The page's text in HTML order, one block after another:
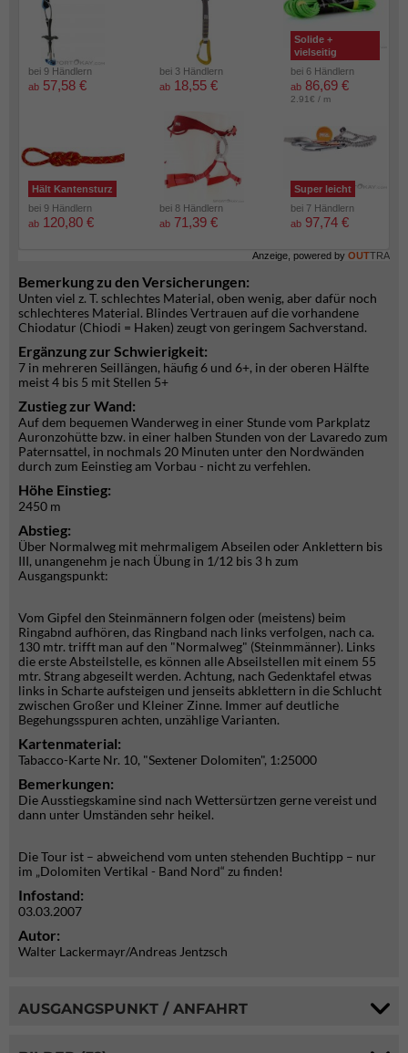
bei 9 Händlern
ab 57,58 €
bei 3 Händlern
ab 18,55 €
Solide +
vielseitig
bei 6 Händlern
ab 86,69 €
2.91€ / m
Hält Kantensturz
bei 9 Händlern
ab 120,80 €
bei 8 Händlern
ab 71,39 €
Super leicht
bei 7 Händlern
ab 97,74 €
Anzeige, powered by OUTTRA
Bemerkung zu den Versicherungen:
Unten viel z. T. schlechtes Material, oben wenig, aber dafür noch
schlechteres Material. Blindes Vertrauen auf die vorhandene
Chiodatur (Chiodi = Haken) zeugt von geringem Sachverstand.
Ergänzung zur Schwierigkeit:
7 in mehreren Seillängen, häufig 6 und 6+, in der oberen Hälfte
meist 4 bis 5 mit Stellen 5+
Zustieg zur Wand:
Auf dem bequemen Wanderweg in einer Stunde vom Parkplatz
Auronzohütte bzw. in einer halben Stunden von der Lavaredo zum
Paternsattel, in nochmals 20 Minuten unter den Nordwänden
durch zum Eeinstieg am Vorbau - nicht zu verfehlen.
Höhe Einstieg:
2450 m
Abstieg:
Über Normalweg mit mehrmaligem Abseilen oder Anklettern bis
III, unangenehm je nach Übung in 1/12 bis 3 h zum
Ausgangspunkt:
Vom Gipfel den Steinmännern folgen oder (meistens) beim
Ringabnd aufhören, das Ringband nach links verfolgen, nach ca.
130 mtr. trifft man auf den "Normalweg" (Steinmmänner). Links
die erste Absteilstelle, es können alle Abseilstellen mit einem 55
mtr. Strang abgeseilt werden. Achtung, nach Gedenktafel etwas
links in Scharte aufsteigen und jenseits abklettern in die Schlucht
zwischen Großer und Kleiner Zinne. Immer auf deutliche
Begehungsspuren achten, unzählige Varianten.
Kartenmaterial:
Tabacco-Karte Nr. 10, "Sextener Dolomiten", 1:25000
Bemerkungen:
Die Ausstiegskamine sind nach Wettersürtzen gerne vereist und
dann unter Umständen sehr heikel.
Die Tour ist – abweichend vom unten stehenden Buchtipp – nur
im „Dolomiten Vertikal - Band Nord“ zu finden!
Infostand:
03.03.2007
Autor:
Walter Lackermayr/Andreas Jentzsch
AUSGANGSPUNKT / ANFAHRT